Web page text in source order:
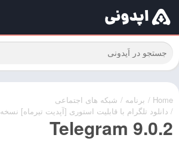
Home
/ برنامه / شبکه های اجتماعی
/ دانلود تلگرام با قابلیت استوری [آپدیت تیرماه] نسخه ۹.۷.۱
Telegram 9.0.2